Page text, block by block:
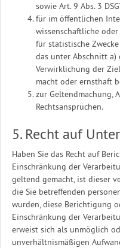
sowie Art. 9 Abs. 3
für im öffentlichen
wissenschaftliche
für statistische Zwecke
das unter Abschnitt a)
Verwirklichung der
macht oder ernsthaft
zur Geltendmachung,
Rechtsansprüchen.
5. Recht auf
Haben Sie das Recht auf
Einschränkung der
geltend gemacht, ist dieser
die Sie betreffenden
wurden, diese Berichtigung
Einschränkung der
erweist sich als unmöglich
unverhältnismäßigen